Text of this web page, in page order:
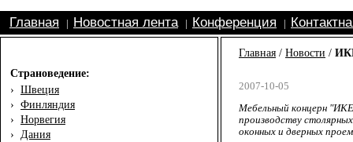
Главная Новостная лента| Конференция
Страноведение:
› Швеция
› Финляндия
› Норвегия
› Дания
Главная / Новости /
2007-10-05
Мебельный концерн
производству
оконных и дверных